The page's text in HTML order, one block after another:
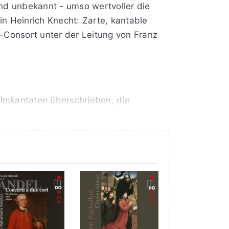
unbekannt - umso wertvoller die
Heinrich Knecht: Zarte, kantable
unter der Leitung von Franz
überschrieben, die
sein ganzes kompositorisches
a cappella, im chorischen Satz
Ausdruckskraft klassischer
Mit neun Jahren erhielt der
Alumnat in Biberach ein - eine
legte.